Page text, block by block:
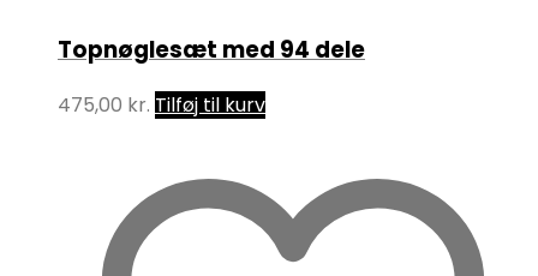
Topnøglesæt med 94 dele
475,00 kr. Tilføj til kurv